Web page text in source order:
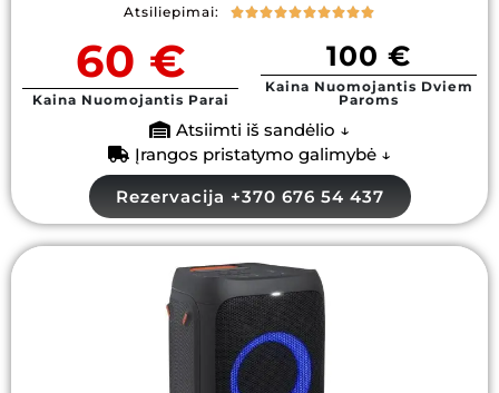
Atsiliepimai: 
60 €
Kaina Nuomojantis Parai
100 €
Kaina Nuomojantis Dviem
Paroms
Atsiimti iš sandėlio ↓
Įrangos pristatymo galimybė ↓
Rezervacija +370 676 54 437